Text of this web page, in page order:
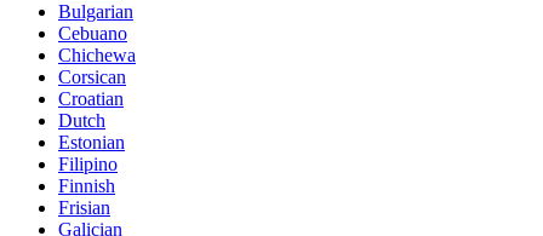
Bulgarian
Cebuano
Chichewa
Corsican
Croatian
Dutch
Estonian
Filipino
Finnish
Frisian
Galician